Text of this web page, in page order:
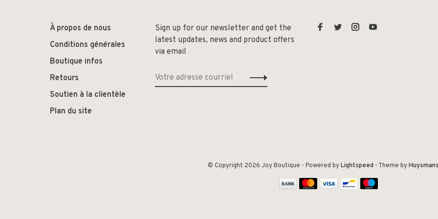
À propos de nous
Conditions générales
Boutique infos
Retours
Soutien à la clientèle
Plan du site
Sign up for our newsletter and get the
latest updates, news and product offers
via email
© Copyright 2026 Joy Boutique - Powered byLightspeed- Theme by